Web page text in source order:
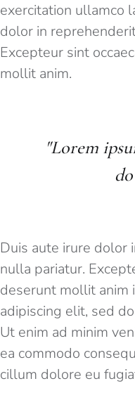
exercitation ullamco
dolor in
Excepteur sint
mollit anim.
"Lorem
Duis aute irure dolor
nulla pariatur.
deserunt mollit anim
adipiscing elit, sed
Ut enim ad minim
ea commodo
cillum dolore eu